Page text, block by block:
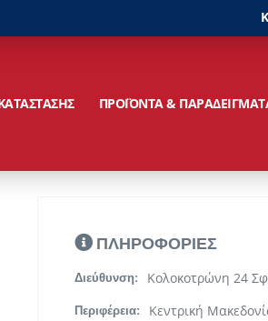
ΠΡΟΪΟΝΤΑ &
ΠΛΗΡΟΦΟΡΙΕΣ
Διεύθυνση:
Κολοκοτρώνη 24
Περιφέρεια:
Κεντρική